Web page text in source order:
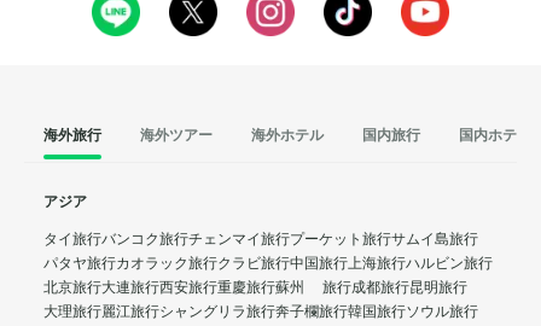
海外旅行 海外ツアー 海外ホテル 国内旅行 国内ホテル
アジア
タイ旅行バンコク旅行チェンマイ旅行プーケット旅行サムイ島旅行
パタヤ旅行カオラック旅行クラビ旅行中国旅行上海旅行ハルビン旅行
北京旅行大連旅行西安旅行重慶旅行蘇州 旅行成都旅行昆明旅行
大理旅行麗江旅行シャングリラ旅行奔子欄旅行韓国旅行ソウル旅行